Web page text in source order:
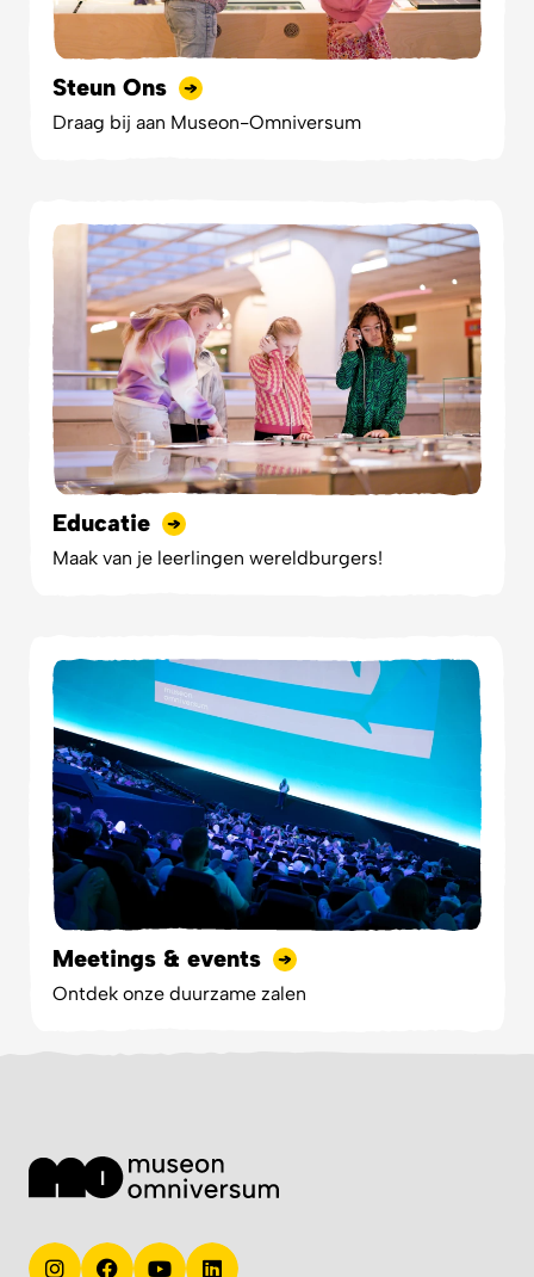
Steun Ons
Draag bij aan Museon-Omniversum
Educatie
Maak van je leerlingen wereldburgers!
Meetings & events
Ontdek onze duurzame zalen